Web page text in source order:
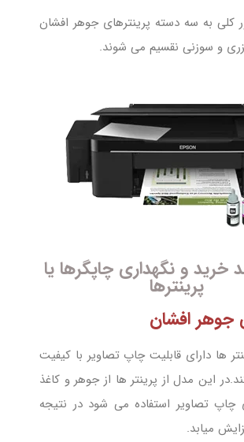
کلی به سه دسته پرینترهای جوهر افشان
و سوزنی نقسیم می شوند.
خرید و نگهداری چاپگرها یا
پرینترها
جوهر افشان
ها دارای قابلیت چاپ تصاویر با کیفیت
این مدل از پرینتر ها از جوهر و کاغذ
تصاویر استفاده می شود در نتیجه
میابد.